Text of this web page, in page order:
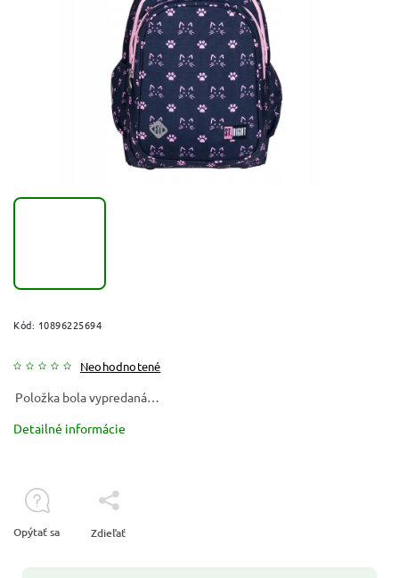
Kód: 10896225694
Neohodnotené
Položka bola vypredaná…
Detailné informácie
Opýtať sa Zdieľať